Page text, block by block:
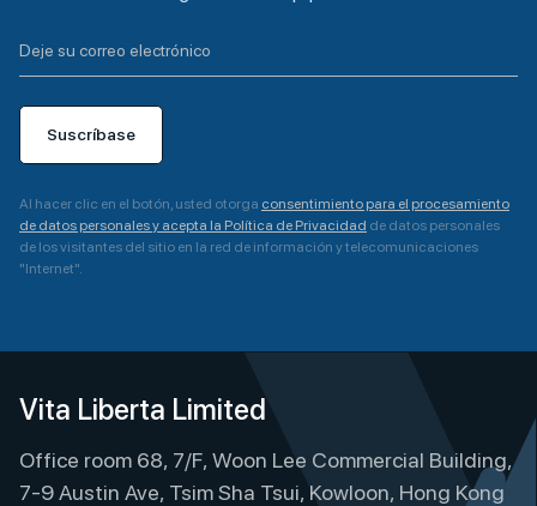
Suscríbase
Al hacer clic en el botón, usted otorga consentimiento para el procesamiento
de datos personales y acepta la Política de Privacidad de datos personales
de los visitantes del sitio en la red de información y telecomunicaciones
"Internet".
l
e
n
a
Vita Liberta Limited
Office room 68, 7/F, Woon Lee Commercial Building,
7-9 Austin Ave, Tsim Sha Tsui, Kowloon, Hong Kong